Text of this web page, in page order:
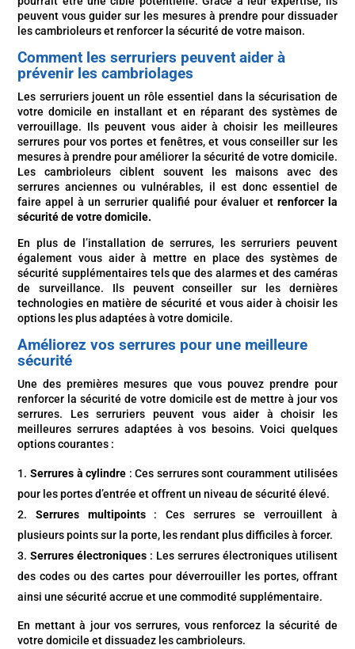
peuvent vous guider sur les mesures à prendre pour dissuader
les cambrioleurs et renforcer la sécurité de votre maison.
Comment les serruriers peuvent aider à
prévenir les cambriolages
Les serruriers jouent un rôle essentiel dans la sécurisation de
votre domicile en installant et en réparant des systèmes de
verrouillage. Ils peuvent vous aider à choisir les meilleures
serrures pour vos portes et fenêtres, et vous conseiller sur les
mesures à prendre pour améliorer la sécurité de votre domicile.
Les cambrioleurs ciblent souvent les maisons avec des
serrures anciennes ou vulnérables, il est donc essentiel de
faire appel à un serrurier qualifié pour évaluer et renforcer la
sécurité de votre domicile.
En plus de l’installation de serrures, les serruriers peuvent
également vous aider à mettre en place des systèmes de
sécurité supplémentaires tels que des alarmes et des caméras
de surveillance. Ils peuvent conseiller sur les dernières
technologies en matière de sécurité et vous aider à choisir les
options les plus adaptées à votre domicile.
Améliorez vos serrures pour une meilleure
sécurité
Une des premières mesures que vous pouvez prendre pour
renforcer la sécurité de votre domicile est de mettre à jour vos
serrures. Les serruriers peuvent vous aider à choisir les
meilleures serrures adaptées à vos besoins. Voici quelques
options courantes :
Serrures à cylindre : Ces serrures sont couramment utilisées
pour les portes d’entrée et offrent un niveau de sécurité élevé.
Serrures multipoints
: Ces serrures se verrouillent à
plusieurs points sur la porte, les rendant plus difficiles à forcer.
Serrures électroniques : Les serrures électroniques utilisent
des codes ou des cartes pour déverrouiller les portes, offrant
ainsi une sécurité accrue et une commodité supplémentaire.
En mettant à jour vos serrures, vous renforcez la sécurité de
votre domicile et dissuadez les cambrioleurs.